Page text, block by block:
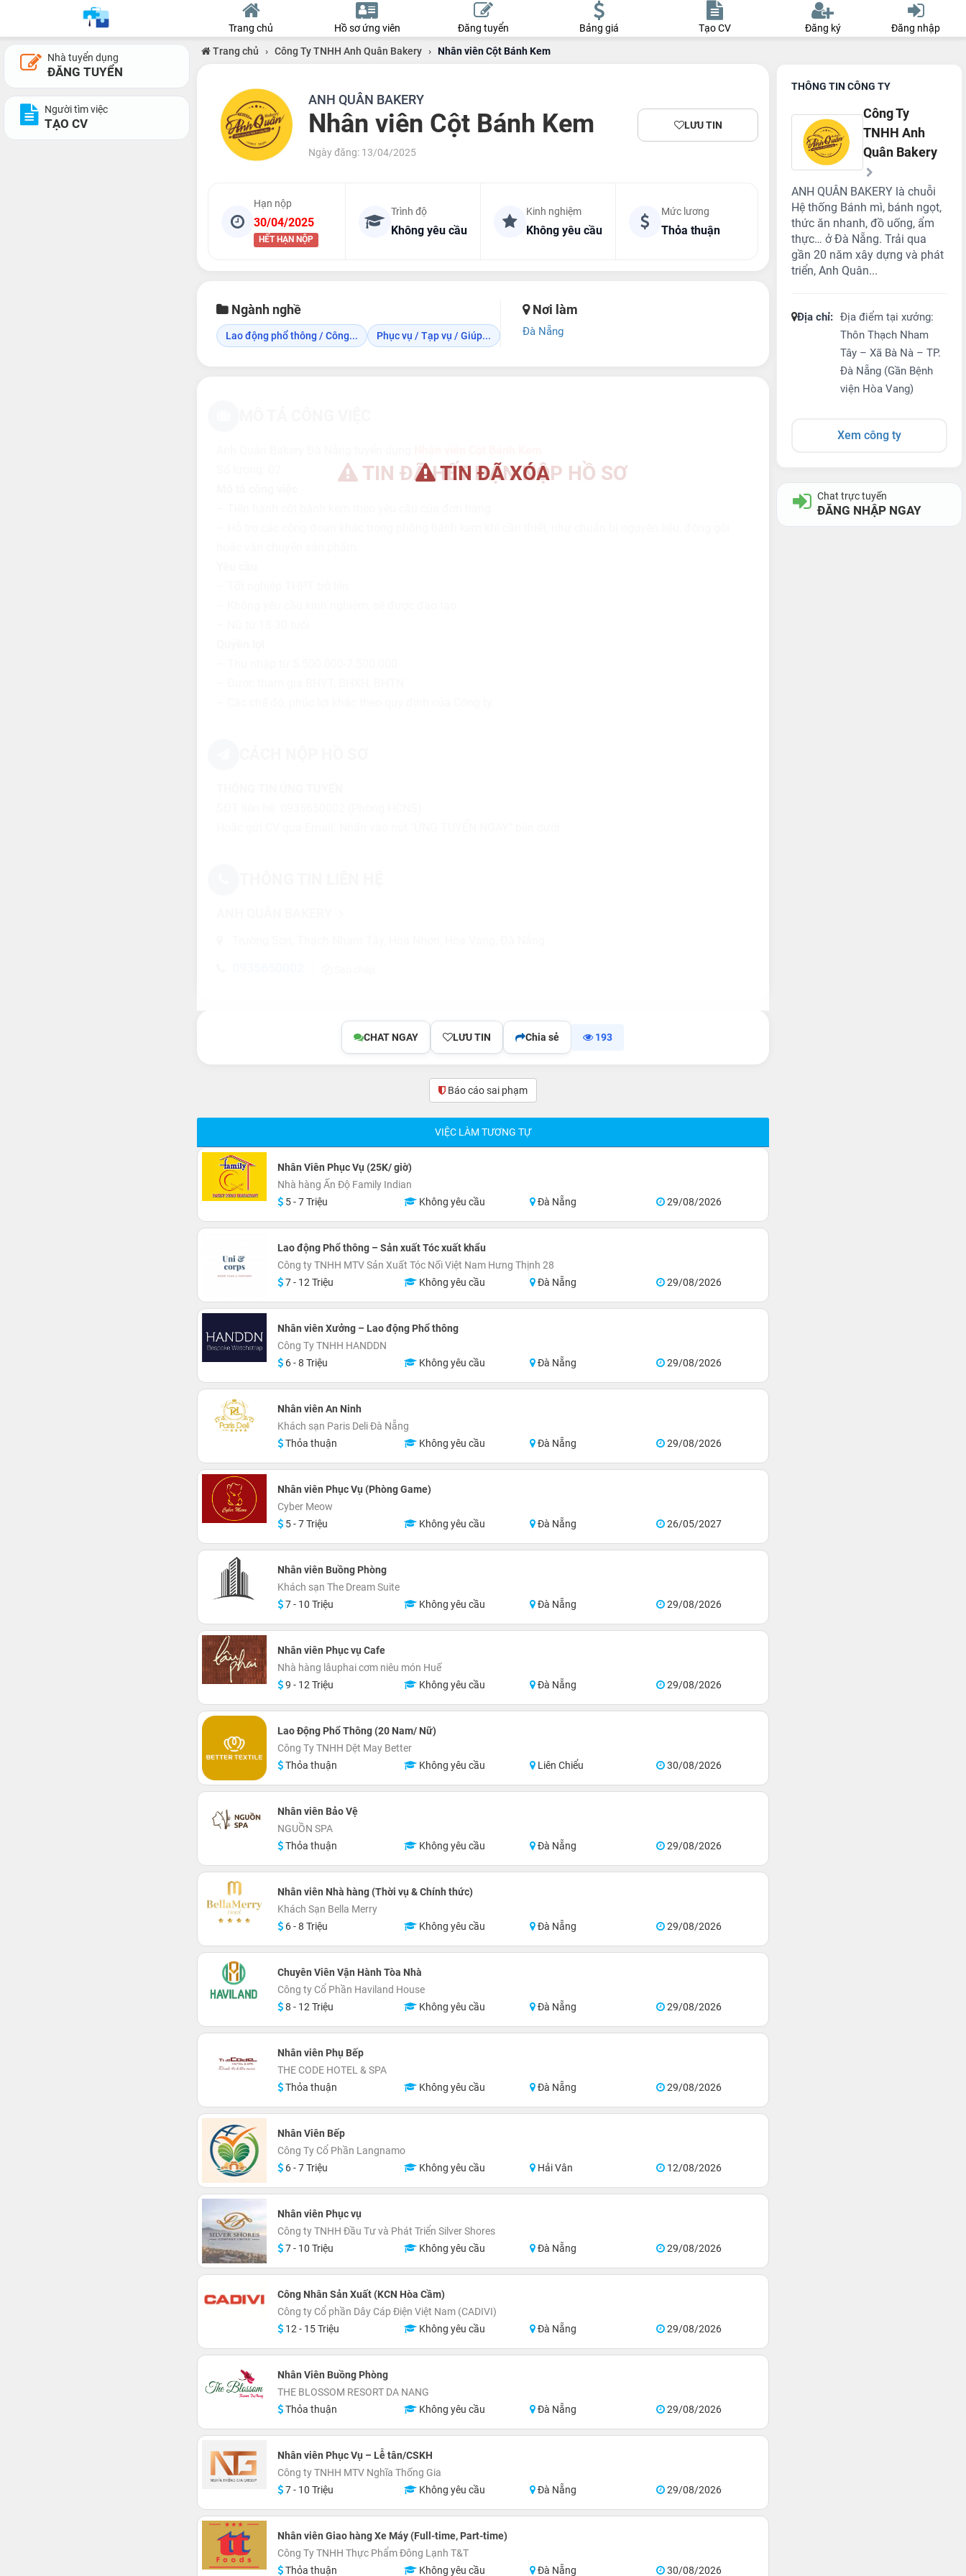
Trang chủ Hồ sơ ứng viên Đăng tuyển Bảng giá Tạo CV Đăng ký Đăng nhập
Nhà tuyển dụng
ĐĂNG TUYỂN
Người tìm việc
TẠO CV
Trang chủ › Công Ty TNHH Anh Quân Bakery › Nhân viên Cột Bánh Kem
ANH QUÂN BAKERY
Nhân viên Cột Bánh Kem
Ngày đăng: 13/04/2025
LƯU TIN
Hạn nộp
30/04/2025
HẾT HẠN NỘP
Trình độ
Không yêu cầu
Kinh nghiệm
Không yêu cầu
Mức lương
Thỏa thuận
Ngành nghề
Lao động phổ thông / Công... Phục vụ / Tạp vụ / Giúp...
Nơi làm
Đà Nẵng
TIN ĐÃ HẾT HẠN NỘP HỒ SƠ
TIN ĐÃ XÓA
CHAT NGAY LƯU TIN Chia sẻ 193
Báo cáo sai phạm
VIỆC LÀM TƯƠNG TỰ
Nhân Viên Phục Vụ (25K/ giờ)
Nhà hàng Ấn Độ Family Indian
5 - 7 Triệu
Không yêu cầu Đà Nẵng 29/08/2026
Lao động Phổ thông – Sản xuất Tóc xuất khẩu
Công ty TNHH MTV Sản Xuất Tóc Nối Việt Nam Hưng Thịnh 28
7 - 12 Triệu
Không yêu cầu Đà Nẵng 29/08/2026
Nhân viên Xưởng – Lao động Phổ thông
Công Ty TNHH HANDDN
6 - 8 Triệu
Không yêu cầu Đà Nẵng 29/08/2026
Nhân viên An Ninh
Khách sạn Paris Deli Đà Nẵng
Thỏa thuận
Không yêu cầu Đà Nẵng 29/08/2026
Nhân viên Phục Vụ (Phòng Game)
Cyber Meow
5 - 7 Triệu
Không yêu cầu Đà Nẵng 26/05/2027
Nhân viên Buồng Phòng
Khách sạn The Dream Suite
7 - 10 Triệu
Không yêu cầu Đà Nẵng 29/08/2026
Nhân viên Phục vụ Cafe
Nhà hàng lâuphai cơm niêu món Huế
9 - 12 Triệu
Không yêu cầu Đà Nẵng 29/08/2026
Lao Động Phổ Thông (20 Nam/ Nữ)
Công Ty TNHH Dệt May Better
Thỏa thuận
Không yêu cầu Liên Chiểu 30/08/2026
Nhân viên Bảo Vệ
NGUỒN SPA
Thỏa thuận
Không yêu cầu Đà Nẵng 29/08/2026
Nhân viên Nhà hàng (Thời vụ & Chính thức)
Khách Sạn Bella Merry
6 - 8 Triệu
Không yêu cầu Đà Nẵng 29/08/2026
Chuyên Viên Vận Hành Tòa Nhà
Công ty Cổ Phần Haviland House
8 - 12 Triệu
Không yêu cầu Đà Nẵng 29/08/2026
Nhân viên Phụ Bếp
THE CODE HOTEL & SPA
Thỏa thuận
Không yêu cầu Đà Nẵng 29/08/2026
Nhân Viên Bếp
Công Ty Cổ Phần Langnamo
6 - 7 Triệu
Không yêu cầu Hải Vân 12/08/2026
Nhân viên Phục vụ
Công ty TNHH Đầu Tư và Phát Triển Silver Shores
7 - 10 Triệu
Không yêu cầu Đà Nẵng 29/08/2026
Công Nhân Sản Xuất (KCN Hòa Cầm)
Công ty Cổ phần Dây Cáp Điện Việt Nam (CADIVI)
12 - 15 Triệu
Không yêu cầu Đà Nẵng 29/08/2026
Nhân Viên Buồng Phòng
THE BLOSSOM RESORT DA NANG
Thỏa thuận
Không yêu cầu Đà Nẵng 29/08/2026
Nhân viên Phục Vụ – Lễ tân/CSKH
Công ty TNHH MTV Nghĩa Thống Gia
7 - 10 Triệu
Không yêu cầu Đà Nẵng 29/08/2026
Nhân viên Giao hàng Xe Máy (Full-time, Part-time)
Công Ty TNHH Thực Phẩm Đông Lạnh T&T
Thỏa thuận
Không yêu cầu Đà Nẵng 30/08/2026
THÔNG TIN CÔNG TY
Công Ty
TNHH Anh
Quân Bakery
ANH QUÂN BAKERY là chuỗi
Hệ thống Bánh mì, bánh ngọt,
thức ăn nhanh, đồ uống, ẩm
thực… ở Đà Nẵng. Trải qua
gần 20 năm xây dựng và phát
triển, Anh Quân...
Địa chỉ: Địa điểm tại xưởng:
Thôn Thạch Nham
Tây – Xã Bà Nà – TP.
Đà Nẵng (Gần Bệnh
viện Hòa Vang)
Xem công ty
Chat trực tuyến
ĐĂNG NHẬP NGAY